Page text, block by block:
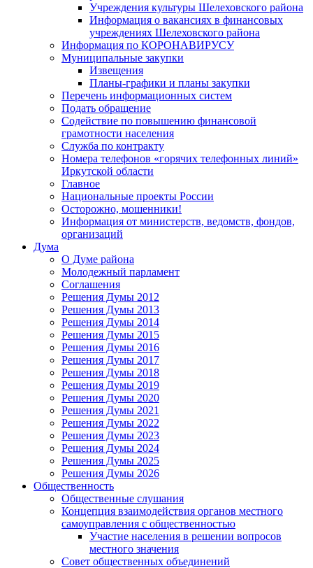
Учреждения культуры Шелеховского района
Информация о вакансиях в финансовых
учреждениях Шелеховского района
Информация по КОРОНАВИРУСУ
Муниципальные закупки
Извещения
Планы-графики и планы закупки
Перечень информационных систем
Подать обращение
Содействие по повышению финансовой
грамотности населения
Служба по контракту
Номера телефонов «горячих телефонных линий»
Иркутской области
Главное
Национальные проекты России
Осторожно, мошенники!
Информация от министерств, ведомств, фондов,
организаций
Дума
О Думе района
Молодежный парламент
Соглашения
Решения Думы 2012
Решения Думы 2013
Решения Думы 2014
Решения Думы 2015
Решения Думы 2016
Решения Думы 2017
Решения Думы 2018
Решения Думы 2019
Решения Думы 2020
Решения Думы 2021
Решения Думы 2022
Решения Думы 2023
Решения Думы 2024
Решения Думы 2025
Решения Думы 2026
Общественность
Общественные слушания
Концепция взаимодействия органов местного
самоуправления с общественностью
Участие населения в решении вопросов
местного значения
Совет общественных объединений